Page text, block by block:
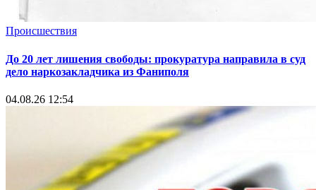
Происшествия
До 20 лет лишения свободы: прокуратура направила в суд
дело наркозакладчика из Фаниполя
04.08.26 12:54